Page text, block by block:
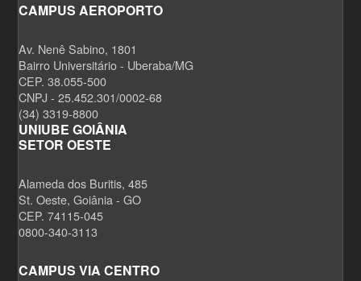
CAMPUS AEROPORTO
Av. Nenê Sabino, 1801
Bairro Universitário - Uberaba/MG
CEP. 38.055-500
CNPJ - 25.452.301/0002-68
(34) 3319-8800
UNIUBE GOIÂNIA
SETOR OESTE
Alameda dos Buritis, 485
St. Oeste, Goiânia - GO
CEP. 74115-045
0800-340-3113
CAMPUS VIA CENTRO